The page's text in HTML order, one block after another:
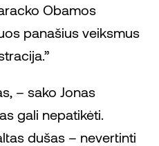
Obamos
panašius veiksmus
– sako Jonas
gali nepatikėti.
dušas – nevertinti